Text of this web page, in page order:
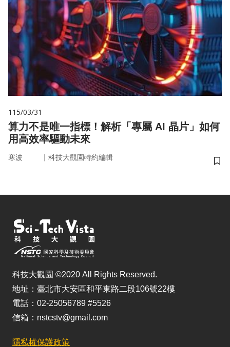
115/03/31
算力不是唯一指標！解析「專屬 AI 晶片」如何
用高效率驅動未來
寒波 ｜ 科技大觀園特約編輯
儲
科技大觀園 ©2020 All Rights Reserved.
地址：臺北市大安區和平東路二段106號22樓
電話：02-25056789 #5526
信箱：nstcstv@gmail.com
隱私權保護政策